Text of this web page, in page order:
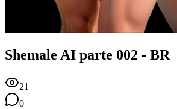
Shemale AI parte 002 - BR
21
0